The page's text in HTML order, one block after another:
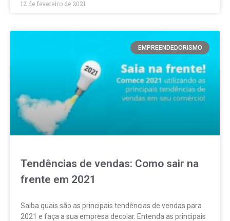
12 de fevereiro de 2021
EMPREENDEDORISMO
Tendências de vendas: Como sair na
frente em 2021
Saiba quais são as principais tendências de vendas para
2021 e faça a sua empresa decolar. Entenda as principais